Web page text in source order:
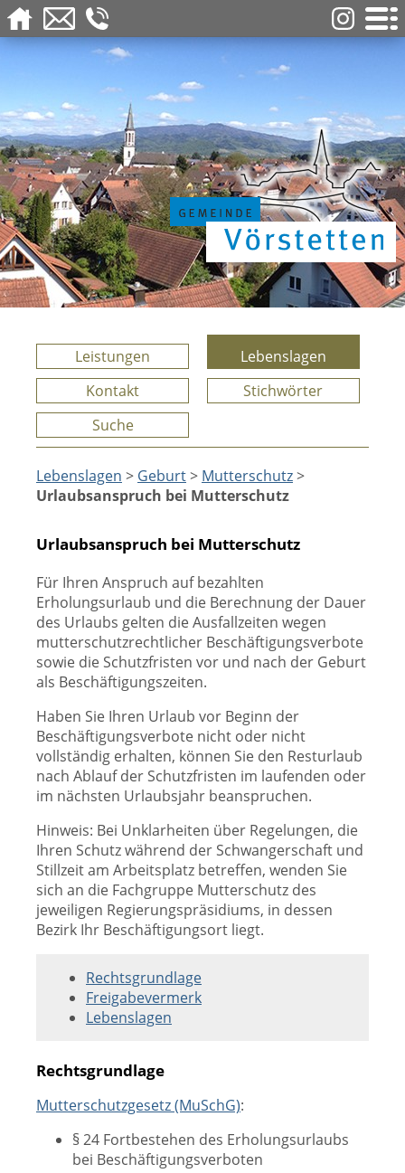
Leistungen
Lebenslagen
Kontakt
Stichwörter
Suche
Lebenslagen > Geburt> Mutterschutz>
Urlaubsanspruch bei Mutterschutz
Urlaubsanspruch bei Mutterschutz
Für Ihren Anspruch auf bezahlten
Erholungsurlaub und die Berechnung der Dauer
des Urlaubs gelten die Ausfallzeiten wegen
mutterschutzrechtlicher Beschäftigungsverbote
sowie die Schutzfristen vor und nach der Geburt
als Beschäftigungszeiten.
Haben Sie Ihren Urlaub vor Beginn der
Beschäftigungsverbote nicht oder nicht
vollständig erhalten, können Sie den Resturlaub
nach Ablauf der Schutzfristen im laufenden oder
im nächsten Urlaubsjahr beanspruchen.
Hinweis: Bei Unklarheiten über Regelungen, die
Ihren Schutz während der Schwangerschaft und
Stillzeit am Arbeitsplatz betreffen, wenden Sie
sich an die Fachgruppe Mutterschutz des
jeweiligen Regierungspräsidiums, in dessen
Bezirk Ihr Beschäftigungsort liegt.
Rechtsgrundlage
Freigabevermerk
Lebenslagen
Rechtsgrundlage
Mutterschutzgesetz (MuSchG):
§ 24 Fortbestehen des Erholungsurlaubs
bei Beschäftigungsverboten